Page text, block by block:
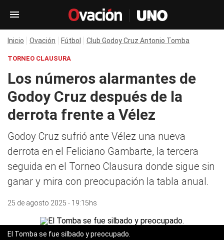
Inicio Ovación Fútbol Club Godoy Cruz Antonio Tomba
TORNEO CLAUSURA
Los números alarmantes de
Godoy Cruz después de la
derrota frente a Vélez
Godoy Cruz sufrió ante Vélez una nueva
derrota en el Feliciano Gambarte, la tercera
seguida en el Torneo Clausura donde sigue sin
ganar y mira con preocupación la tabla anual.
25 de agosto 2025 - 19:15hs
El Tomba se fue silbado y preocupado.